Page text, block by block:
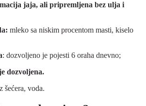
jaja, ali pripremljena bez ulja i
mleko sa niskim procentom masti, kiselo
: dozvoljeno je pojesti 6 oraha dnevno;
dozvoljena.
šećera, voda.